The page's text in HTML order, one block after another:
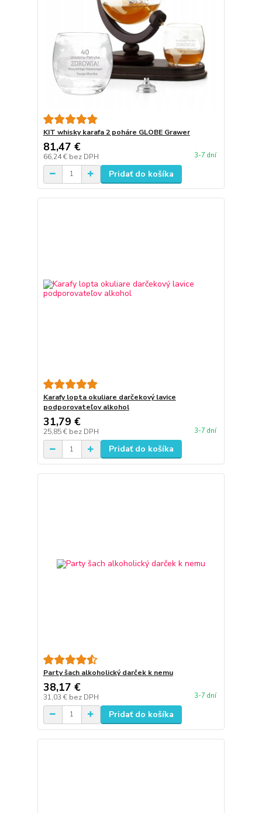
KIT whisky karafa 2 poháre GLOBE Grawer
81,47 €
66,24 € bez DPH 3-7 dní
Pridať do košíka
Karafy lopta okuliare darčekový lavice
podporovateľov alkohol
31,79 €
25,85 € bez DPH 3-7 dní
Pridať do košíka
Party šach alkoholický darček k nemu
38,17 €
31,03 € bez DPH 3-7 dní
Pridať do košíka